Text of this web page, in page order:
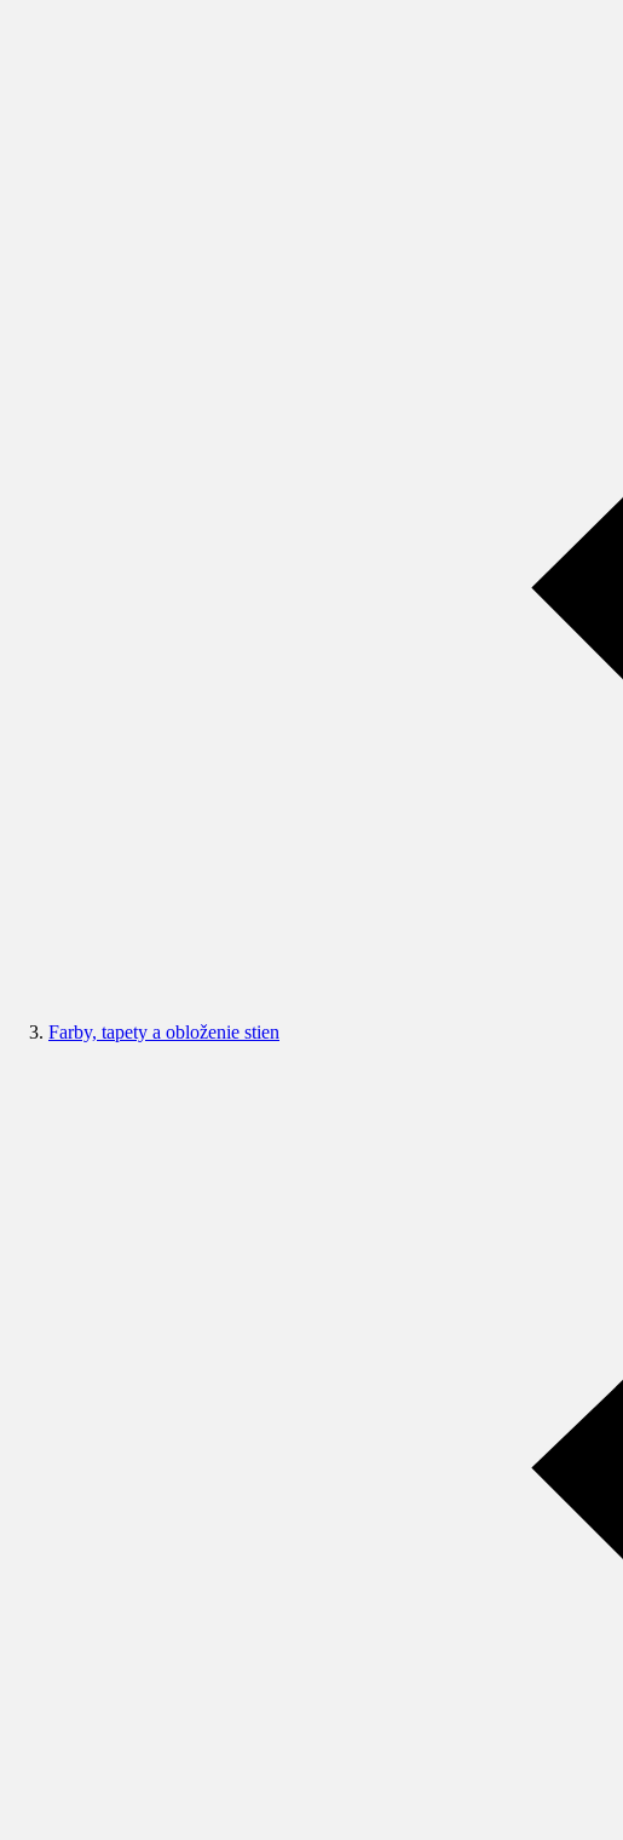
Farby, tapety a obloženie stien